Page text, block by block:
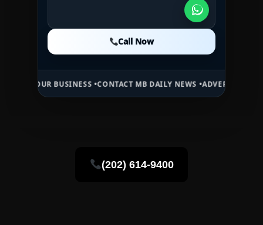
Call Now
Call Now
BUSINESS •CONTACT MB DAILY NEWS •ADVERTISE HERE •
(202) 614-9400